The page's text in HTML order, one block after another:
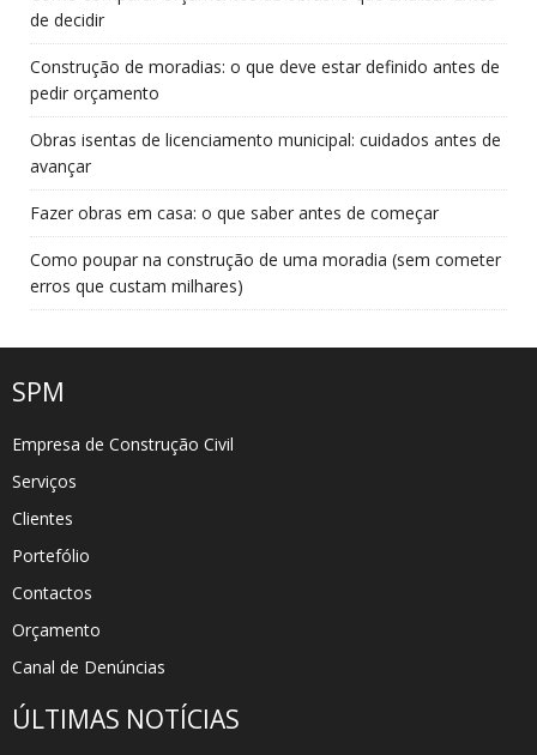
de decidir
Construção de moradias: o que deve estar definido antes de
pedir orçamento
Obras isentas de licenciamento municipal: cuidados antes de
avançar
Fazer obras em casa: o que saber antes de começar
Como poupar na construção de uma moradia (sem cometer
erros que custam milhares)
SPM
Empresa de Construção Civil
Serviços
Clientes
Portefólio
Contactos
Orçamento
Canal de Denúncias
ÚLTIMAS NOTÍCIAS